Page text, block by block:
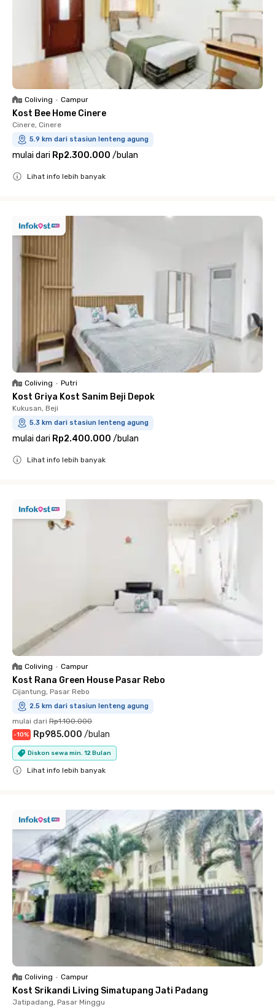
Coliving • Campur
Kost Bee Home Cinere
Cinere, Cinere
5.9 km dari stasiun lenteng agung
mulai dari Rp2.300.000 /bulan
Lihat info lebih banyak
Coliving • Putri
Kost Griya Kost Sanim Beji Depok
Kukusan, Beji
5.3 km dari stasiun lenteng agung
mulai dari Rp2.400.000 /bulan
Lihat info lebih banyak
Coliving • Campur
Kost Rana Green House Pasar Rebo
Cijantung, Pasar Rebo
2.5 km dari stasiun lenteng agung
mulai dari Rp1.100.000
-10% Rp985.000 /bulan
Diskon sewa min. 12 Bulan
Lihat info lebih banyak
Coliving • Campur
Kost Srikandi Living Simatupang Jati Padang
Jatipadang, Pasar Minggu